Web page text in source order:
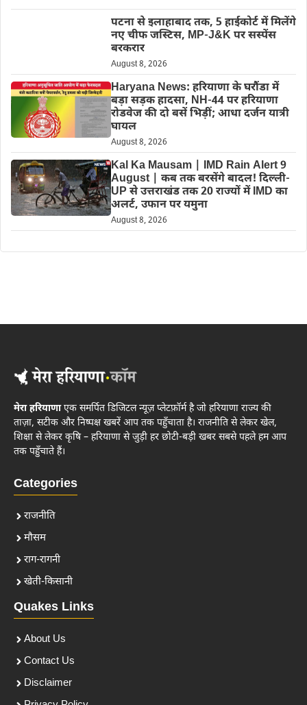
पटना से इलाहाबाद तक, 5 हाईकोर्ट में मिलेंगे
नए चीफ जस्टिस, MP-J&K पर सस्पेंस
बरकरार
August 8, 2026
Haryana News: हरियाणा के घरौंडा में
बड़ा सड़क हादसा, NH-44 पर हरियाणा
रोडवेज की दो बसें भिड़ीं; आधा दर्जन यात्री
घायल
August 8, 2026
Kal Ka Mausam | IMD Rain Alert 9
August | कब तक बरसेंगे बादल! दिल्ली-
UP से उत्तराखंड तक 20 राज्यों में IMD का
अलर्ट, उफान पर यमुना
August 8, 2026
मेरा हरियाणाएक समर्पित डिजिटल न्यूज़ प्लेटफ़ॉर्म है जो हरियाणा राज्य की
ताज़ा, सटीक और निष्पक्ष खबरें आप तक पहुँचाता है। राजनीति से लेकर खेल,
शिक्षा से लेकर कृषि – हरियाणा से जुड़ी हर छोटी-बड़ी खबर सबसे पहले हम आप
तक पहुँचाते हैं।
Categories
राजनीति
मौसम
राग-रागनी
खेती-किसानी
Quakes Links
About Us
Contact Us
Disclaimer